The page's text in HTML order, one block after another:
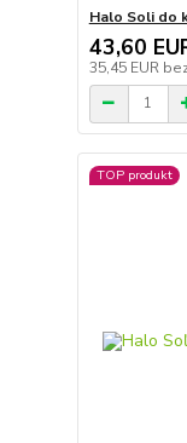
Halo Soli do
43,60
35,45 EUR
TOP produkt